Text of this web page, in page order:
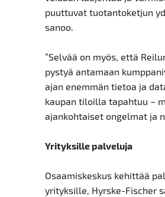
puuttuvat tuotantoketjun
sanoo.
”Selvää on myös, että
pystyä antamaan
ajan enemmän tietoa ja
kaupan tiloilla tapahtuu –
ajankohtaiset ongelmat ja
Yrityksille palveluja
Osaamiskeskus kehittää
yrityksille, Hyrske-Fischer